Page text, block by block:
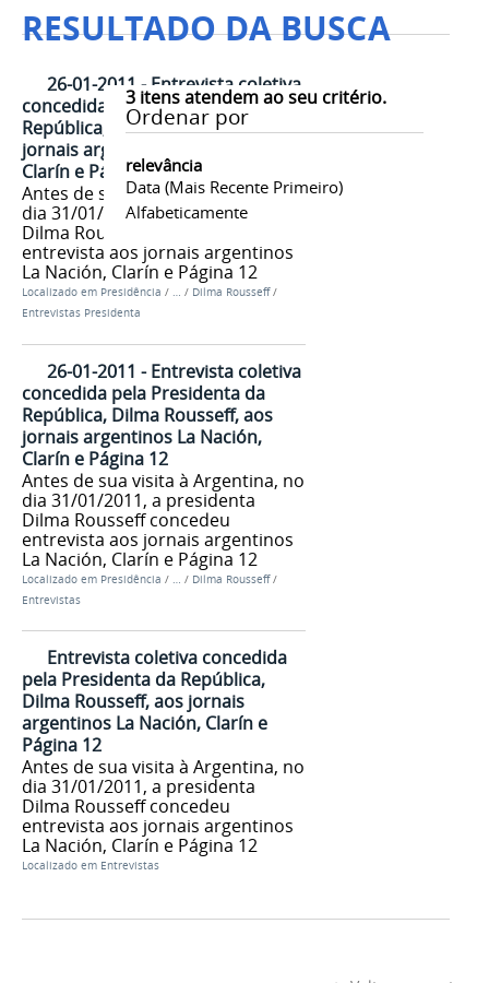
RESULTADO DA BUSCA
3itens atendem ao seu critério.
Ordenar por
relevância
Data (mais Recente Primeiro)
Alfabeticamente
26-01-2011 - Entrevista coletiva
concedida pela Presidenta da
República, Dilma Rousseff, aos
jornais argentinos La Nación,
Clarín e Página 12
Antes de sua visita à Argentina, no
dia 31/01/2011, a presidenta
Dilma Rousseff concedeu
entrevista aos jornais argentinos
La Nación, Clarín e Página 12
Localizado em Presidência / … / Dilma Rousseff /
Entrevistas Presidenta
26-01-2011 - Entrevista coletiva
concedida pela Presidenta da
República, Dilma Rousseff, aos
jornais argentinos La Nación,
Clarín e Página 12
Antes de sua visita à Argentina, no
dia 31/01/2011, a presidenta
Dilma Rousseff concedeu
entrevista aos jornais argentinos
La Nación, Clarín e Página 12
Localizado em Presidência / / Dilma Rousseff /
Entrevistas
Entrevista coletiva concedida
pela Presidenta da República,
Dilma Rousseff, aos jornais
argentinos La Nación, Clarín e
Página 12
Antes de sua visita à Argentina, no
dia 31/01/2011, a presidenta
Dilma Rousseff concedeu
entrevista aos jornais argentinos
La Nación, Clarín e Página 12
Localizado em Entrevistas